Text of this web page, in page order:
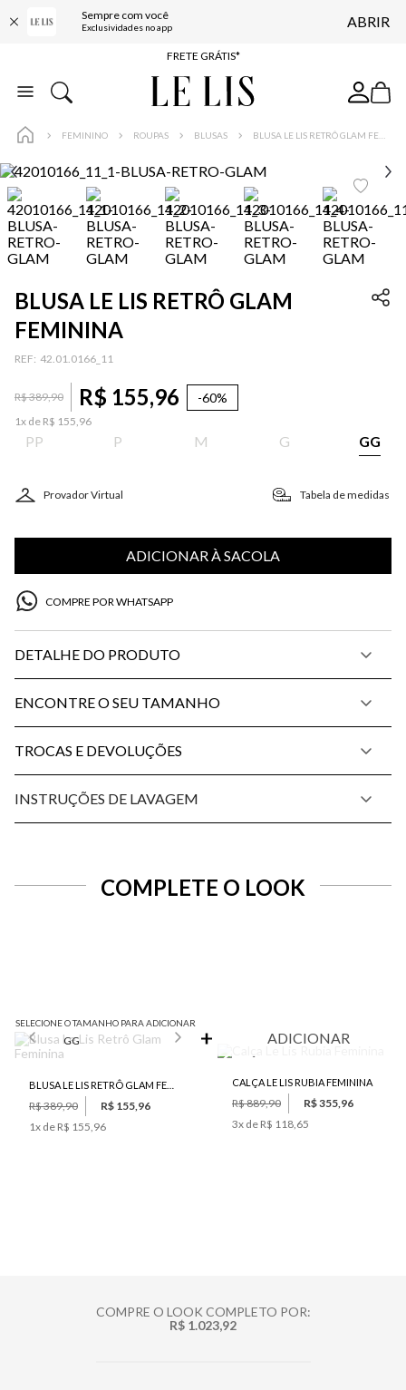
Sempre com você
Exclusividades no app ABRIR
ENTREGA EXPRESSA*
FRETE GRÁTIS*
BAIXE O APP
FEMININO ROUPAS BLUSAS
BLUSA LE LIS RETRÔ GLAM
FEMININA
: 42.01.0166_11
R$389,90 R$ 155,96 -60%
1x de R$ 155,96
PP P M G GG
Provador Virtual Tabela de medidas
ADICIONAR À SACOLA
COMPRE POR WHATSAPP
DETALHE DO PRODUTO
ENCONTRE O SEU TAMANHO
TROCAS E DEVOLUÇÕES
INSTRUÇÕES DE LAVAGEM
COMPLETE O LOOK
SELECIONE O TAMANHO PARA ADICIONAR
GG
R$ 389,90
R$ 155,96
1x de R$ 155,96
ADICIONAR
CALÇA LE LIS RUBIA FEMININA
R$ 889,90
R$ 355,96
3x de R$ 118,65
COMPRE O LOOK COMPLETO POR:
R$ 1.023,92